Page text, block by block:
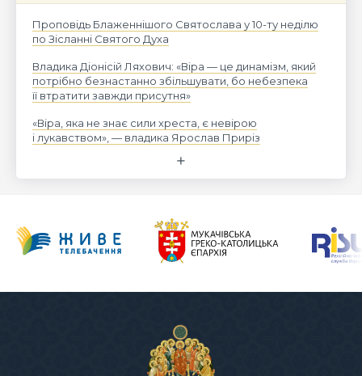
Проповідь Блаженнішого Святослава у 10-ту неділю
по Зісланні Святого Духа
Владика Діонісій Ляхович: «Віра — це динамізм, який
потрібно безнастанно збільшувати, бо небезпека
її втратити завжди присутня»
«Віра, яка не знає сили хреста, є невірою
і лукавством», — владика Ярослав Приріз